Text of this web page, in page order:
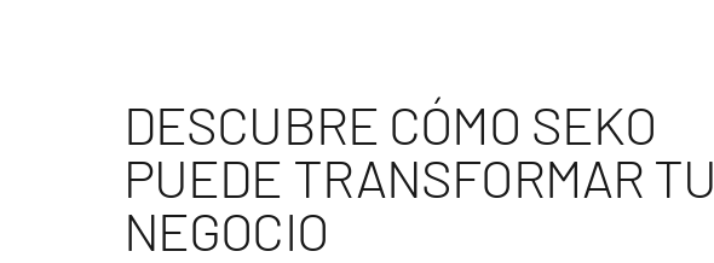
DESCUBRE CÓMO SEKO
PUEDE TRANSFORMAR TU
NEGOCIO